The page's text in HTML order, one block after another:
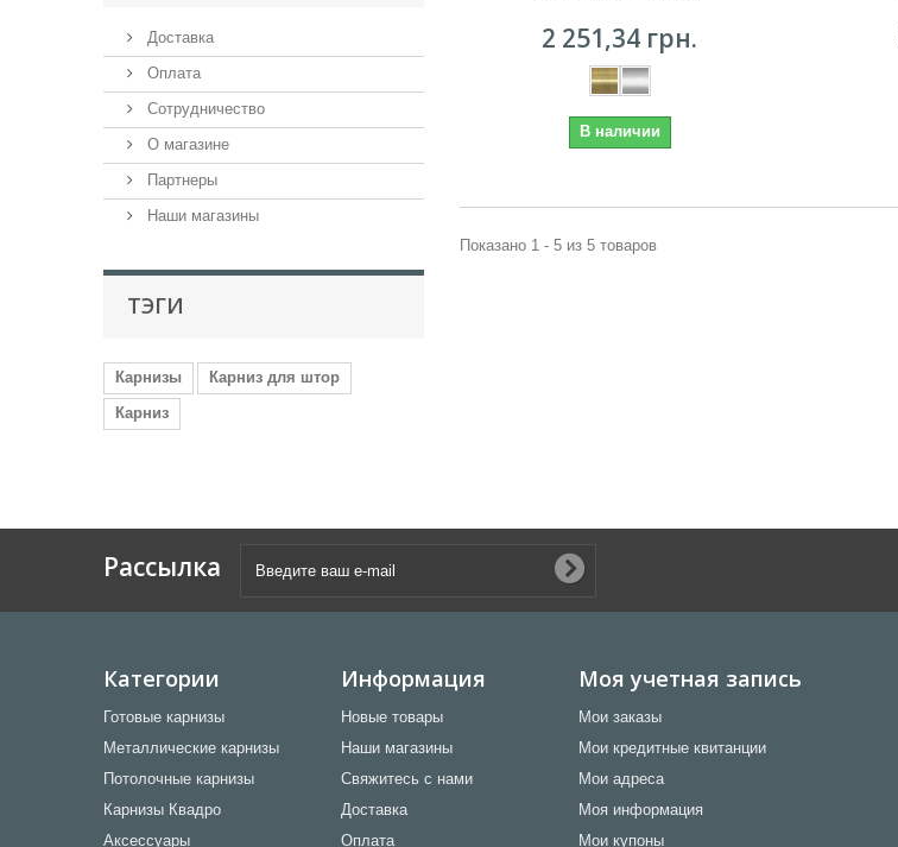
Доставка
Оплата
Сотрудничество
О магазине
Партнеры
Наши магазины
ТЭГИ
Карнизы
Карниз для штор
Карниз
2 251,34 грн.
В наличии
Показано 1 - 5 из 5 товаров
Рассылка
Категории
Готовые карнизы
Металлические карнизы
Потолочные карнизы
Карнизы Квадро
Аксессуары
Информация
Новые товары
Наши магазины
Свяжитесь с нами
Доставка
Оплата
Моя учетная запись
Мои заказы
Мои кредитные квитанции
Мои адреса
Моя информация
Мои купоны